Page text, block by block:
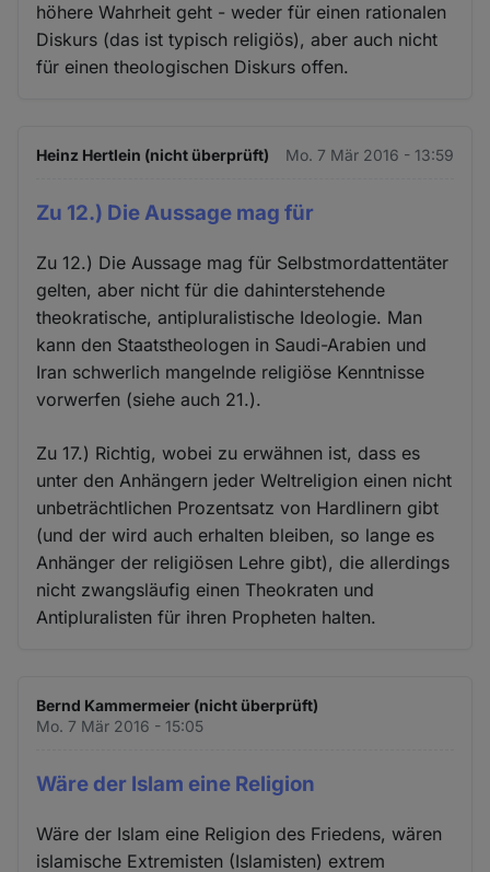
höhere Wahrheit geht - weder für einen rationalen
Diskurs (das ist typisch religiös), aber auch nicht
für einen theologischen Diskurs offen.
Heinz Hertlein (nicht überprüft) Mo. 7 Mär 2016 - 13:59
Zu 12.) Die Aussage mag für
Zu 12.) Die Aussage mag für Selbstmordattentäter
gelten, aber nicht für die dahinterstehende
theokratische, antipluralistische Ideologie. Man
kann den Staatstheologen in Saudi-Arabien und
Iran schwerlich mangelnde religiöse Kenntnisse
vorwerfen (siehe auch 21.).
Zu 17.) Richtig, wobei zu erwähnen ist, dass es
unter den Anhängern jeder Weltreligion einen nicht
unbeträchtlichen Prozentsatz von Hardlinern gibt
(und der wird auch erhalten bleiben, so lange es
Anhänger der religiösen Lehre gibt), die allerdings
nicht zwangsläufig einen Theokraten und
Antipluralisten für ihren Propheten halten.
Bernd Kammermeier (nicht überprüft)
Mo. 7 Mär 2016 - 15:05
Wäre der Islam eine Religion
Wäre der Islam eine Religion des Friedens, wären
islamische Extremisten (Islamisten) extrem